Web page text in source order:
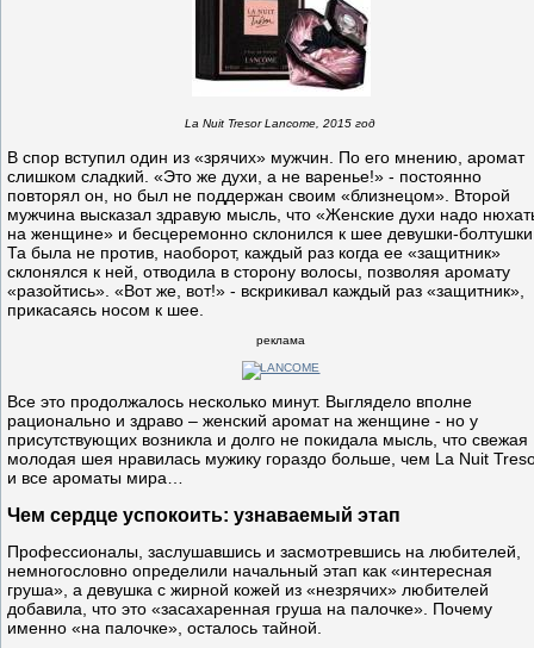
La Nuit Tresor Lancome, 2015 год
В спор вступил один из «зрячих» мужчин. По его мнению, аромат
слишком сладкий. «Это же духи, а не варенье!» - постоянно
повторял он, но был не поддержан своим «близнецом». Второй
мужчина высказал здравую мысль, что «Женские духи надо
на женщине» и бесцеремонно склонился к шее девушки-
Та была не против, наоборот, каждый раз когда ее «защитник»
склонялся к ней, отводила в сторону волосы, позволяя аромату
«разойтись». «Вот же, вот!» - вскрикивал каждый раз «защитник»,
прикасаясь носом к шее.
реклама
Все это продолжалось несколько минут. Выглядело вполне
рационально и здраво – женский аромат на женщине - но у
присутствующих возникла и долго не покидала мысль, что свежая
молодая шея нравилась мужику гораздо больше, чем La Nuit
и все ароматы мира…
Чем сердце успокоить: узнаваемый этап
Профессионалы, заслушавшись и засмотревшись на любителей,
немногословно определили начальный этап как «интересная
груша», а девушка с жирной кожей из «незрячих» любителей
добавила, что это «засахаренная груша на палочке». Почему
именно «на палочке», осталось тайной.